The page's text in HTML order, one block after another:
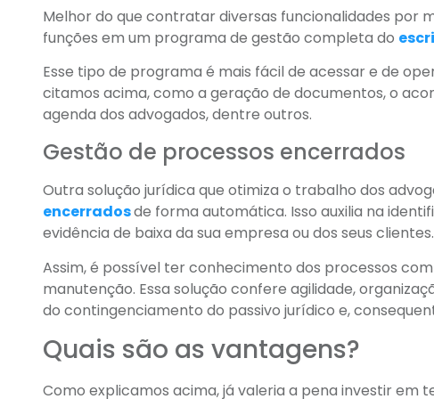
Melhor do que contratar diversas funcionalidades por
funções em um programa de gestão completa do
Esse tipo de programa é mais fácil de acessar e de
citamos acima, como a geração de documentos, o
agenda dos advogados, dentre outros.
Gestão de processos encerrados
Outra solução jurídica que otimiza o trabalho dos
encerradosde forma automática. Isso auxilia na
evidência de baixa da sua empresa ou dos seus clientes.
Assim, é possível ter conhecimento dos processos
manutenção. Essa solução confere agilidade,
do contingenciamento do passivo jurídico e,
Quais são as vantagens?
Como explicamos acima, já valeria a pena investir